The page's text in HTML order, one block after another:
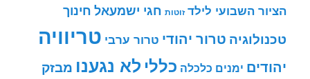
הציור השבועי לילד זוטות חגי ישמעאל חינוך
טכנולוגיה טרור יהודי טרור ערבי טריוויה
יהודים ימנים כלכלה כללי לא נגענו מבזק